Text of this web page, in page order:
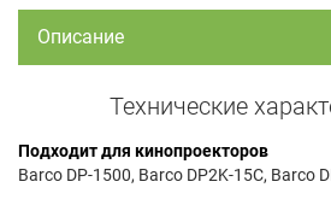
Описание
Технические
Подходит для кинопроекторов
Barco DP-1500, Barco DP2K-15C, Barco